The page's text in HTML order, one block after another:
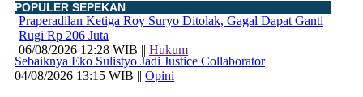
Praperadilan Ketiga Roy Suryo Ditolak, Gagal Dapat Ganti
Rugi Rp 206 Juta
06/08/2026 12:28 WIB || Hukum
POPULER SEPEKAN
Sebaiknya Eko Sulistyo Jadi Justice Collaborator
04/08/2026 13:15 WIB || Opini